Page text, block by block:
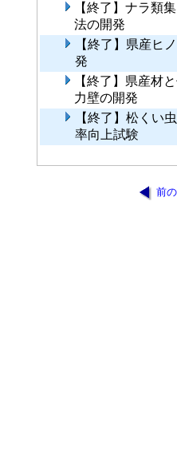
【終了】ナラ類
法の開発
【終了】県産ヒ
発
【終了】県産材
力壁の開発
【終了】松くい
率向上試験
前